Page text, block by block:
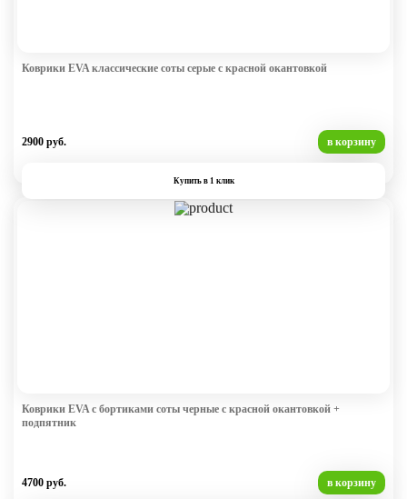
Коврики EVA классические соты серые с красной окантовкой
2900 руб. в корзину
Купить в 1 клик
Коврики EVA с бортиками соты черные с красной окантовкой +
подпятник
4700 руб. в корзину